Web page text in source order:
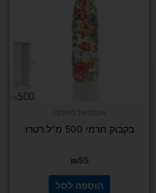
בקבוק תרמי 500 מ"ל רטרו
₪55
הוספה לסל